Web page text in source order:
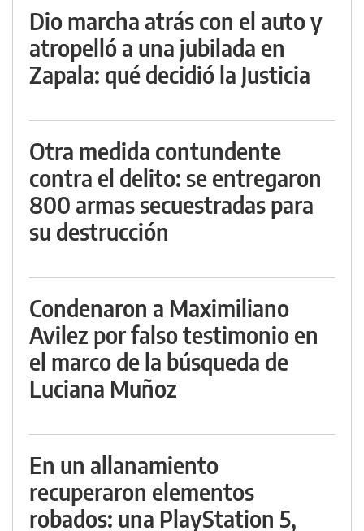
Dio marcha atrás con el auto y
atropelló a una jubilada en
Zapala: qué decidió la Justicia
Otra medida contundente
contra el delito: se entregaron
800 armas secuestradas para
su destrucción
Condenaron a Maximiliano
Avilez por falso testimonio en
el marco de la búsqueda de
Luciana Muñoz
En un allanamiento
recuperaron elementos
robados: una PlayStation 5,